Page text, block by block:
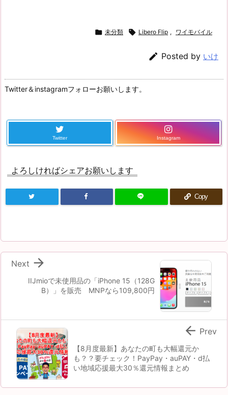
 未分類  Libero Flip , ワイモバイル
 Posted by いけ
Twitter＆instagramフォローお願いします。
Twitter Instagram
よろしければシェアお願いします
Copy
IIJmioで未使用品の「iPhone 15（128G
B）」を販売 MNPなら109,800円

Next
【8月度最新】あなたの町も大幅還元か
も？？要チェック！PayPay・auPAY・d払
い地域応援最大30％還元情報まとめ
 Prev